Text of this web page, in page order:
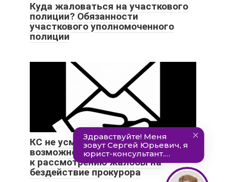
Куда жаловаться на участкового
полиции? Обязанности
участкового уполномоченного
полиции
КС не усмотрел нарушений в
возможности отказать в принятии
к рассмотрению жалобы на
бездействие прокурора